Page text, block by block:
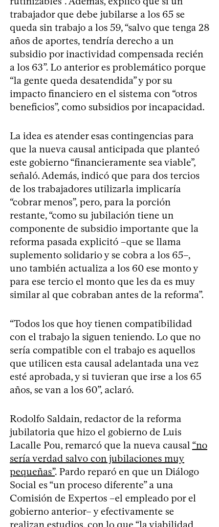
trabajador que debe jubilarse a los 65 se
queda sin trabajo a los 59, “salvo que tenga 28
años de aportes, tendría derecho a un
subsidio por inactividad compensada recién
a los 63”. Lo anterior es problemático porque
“la gente queda desatendida” y por su
impacto financiero en el sistema con “otros
beneficios”, como subsidios por incapacidad.
La idea es atender esas contingencias para
que la nueva causal anticipada que planteó
este gobierno “financieramente sea viable”,
señaló. Además, indicó que para dos tercios
de los trabajadores utilizarla implicaría
“cobrar menos”, pero, para la porción
restante, “como su jubilación tiene un
componente de subsidio importante que la
reforma pasada explicitó –que se llama
suplemento solidario y se cobra a los 65–,
uno también actualiza a los 60 ese monto y
para ese tercio el monto que les da es muy
similar al que cobraban antes de la reforma”.
“Todos los que hoy tienen compatibilidad
con el trabajo la siguen teniendo. Lo que no
sería compatible con el trabajo es aquellos
que utilicen esta causal adelantada una vez
esté aprobada, y si tuvieran que irse a los 65
años, se van a los 60”, aclaró.
Rodolfo Saldain, redactor de la reforma
jubilatoria que hizo el gobierno de Luis
Lacalle Pou, remarcó que la nueva causal “no
sería verdad salvo con jubilaciones muy
pequeñas”. Pardo reparó en que un Diálogo
Social es “un proceso diferente” a una
Comisión de Expertos –el empleado por el
gobierno anterior– y efectivamente se
realizan estudios, con lo que “la viabilidad